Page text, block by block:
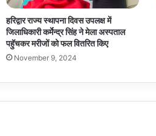
हरिद्वार राज्य स्थापना दिवस उपलक्ष में
जिलाधिकारी कर्मेन्द्र सिंह ने मेला अस्पताल
पहुॅचकर मरीजों को फल वितरित किए
November 9, 2024